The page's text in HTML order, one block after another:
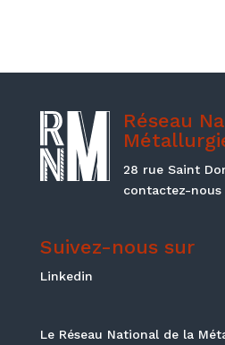
Réseau
28 rue Saint
contactez-nous
Suivez-nous sur
Linkedin
Le Réseau National de la